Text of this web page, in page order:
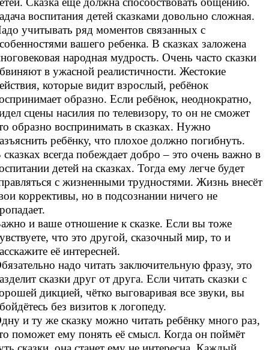
воспитания детей сказками довольно сложная.
учитывать ряд моментов связанных с
вашего ребенка. В сказках заложена
народная мудрость. Очень часто сказки
в ужасной реалистичности. Жестокие
которые видит взрослый, ребёнок
образно. Если ребёнок, неоднократно,
сцены насилия по телевизору, то он не сможет
образно воспринимать в сказках. Нужно
ребёнку, что плохое должно погибнуть.
всегда побеждает добро – это очень важно в
детей на сказках. Тогда ему легче будет
с жизненными трудностями. Жизнь внесёт
коррективы, но в подсознании ничего не
и ваше отношение к сказке. Если вы тоже
что это другой, сказочный мир, то и
её интересней.
надо читать заключительную фразу, это
сказки друг от друга. Если читать сказки с
дикцией, чётко выговаривая все звуки, вы
без визитов к логопеду.
и ту же сказку можно читать ребёнку много раз,
поможет ему понять её смысл. Когда он поймёт